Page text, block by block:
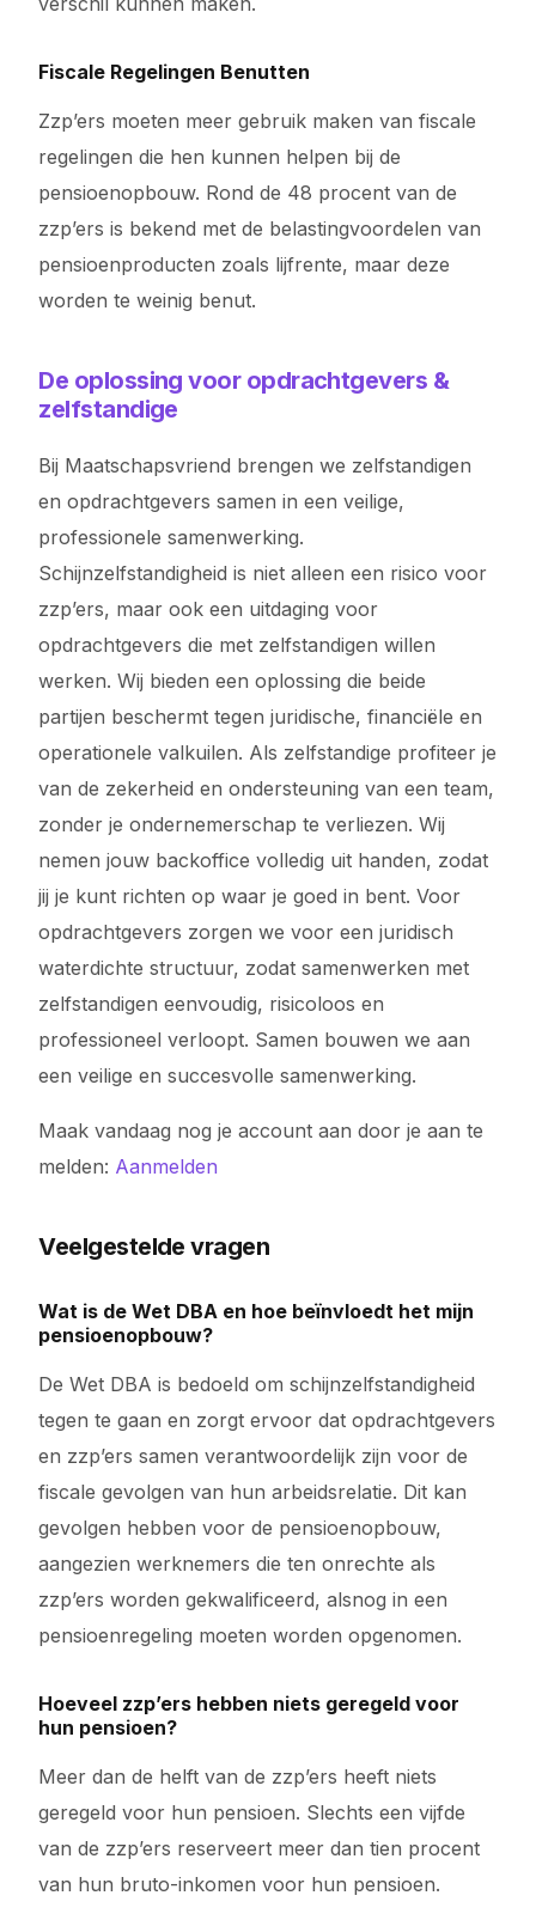
Fiscale Regelingen Benutten
Zzp’ers moeten meer gebruik maken van fiscale
regelingen die hen kunnen helpen bij de
pensioenopbouw. Rond de 48 procent van de
zzp’ers is bekend met de belastingvoordelen van
pensioenproducten zoals lijfrente, maar deze
worden te weinig benut.
De oplossing voor opdrachtgevers &
zelfstandige
Bij Maatschapsvriend brengen we zelfstandigen
en opdrachtgevers samen in een veilige,
professionele samenwerking.
Schijnzelfstandigheid is niet alleen een risico voor
zzp’ers, maar ook een uitdaging voor
opdrachtgevers die met zelfstandigen willen
werken. Wij bieden een oplossing die beide
partijen beschermt tegen juridische, financiële en
operationele valkuilen. Als zelfstandige profiteer je
van de zekerheid en ondersteuning van een team,
zonder je ondernemerschap te verliezen. Wij
nemen jouw backoffice volledig uit handen, zodat
jij je kunt richten op waar je goed in bent. Voor
opdrachtgevers zorgen we voor een juridisch
waterdichte structuur, zodat samenwerken met
zelfstandigen eenvoudig, risicoloos en
professioneel verloopt. Samen bouwen we aan
een veilige en succesvolle samenwerking.
Maak vandaag nog je account aan door je aan te
melden: Aanmelden
Veelgestelde vragen
Wat is de Wet DBA en hoe beïnvloedt het mijn
pensioenopbouw?
De Wet DBA is bedoeld om schijnzelfstandigheid
tegen te gaan en zorgt ervoor dat opdrachtgevers
en zzp’ers samen verantwoordelijk zijn voor de
fiscale gevolgen van hun arbeidsrelatie. Dit kan
gevolgen hebben voor de pensioenopbouw,
aangezien werknemers die ten onrechte als
zzp’ers worden gekwalificeerd, alsnog in een
pensioenregeling moeten worden opgenomen.
Hoeveel zzp’ers hebben niets geregeld voor
hun pensioen?
Meer dan de helft van de zzp’ers heeft niets
geregeld voor hun pensioen. Slechts een vijfde
van de zzp’ers reserveert meer dan tien procent
van hun bruto-inkomen voor hun pensioen.